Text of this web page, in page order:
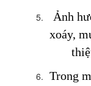
Ảnh
xoáy,
Trong